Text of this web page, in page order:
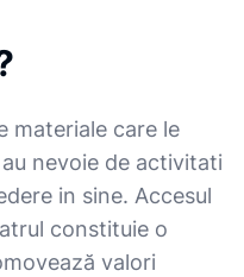
materiale care le
nevoie de activitati
in sine. Accesul
constituie o
valori